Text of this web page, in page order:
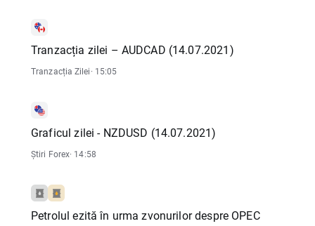
Tranzacția zilei – AUDCAD (14.07.2021)
Tranzacția Zilei· 15:05
Graficul zilei - NZDUSD (14.07.2021)
Știri Forex· 14:58
Petrolul ezită în urma zvonurilor despre OPEC